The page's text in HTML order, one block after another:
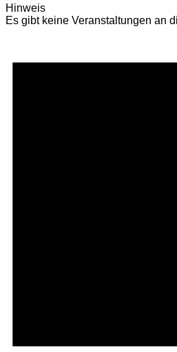
Hinweis
Es gibt keine Veranstaltungen an